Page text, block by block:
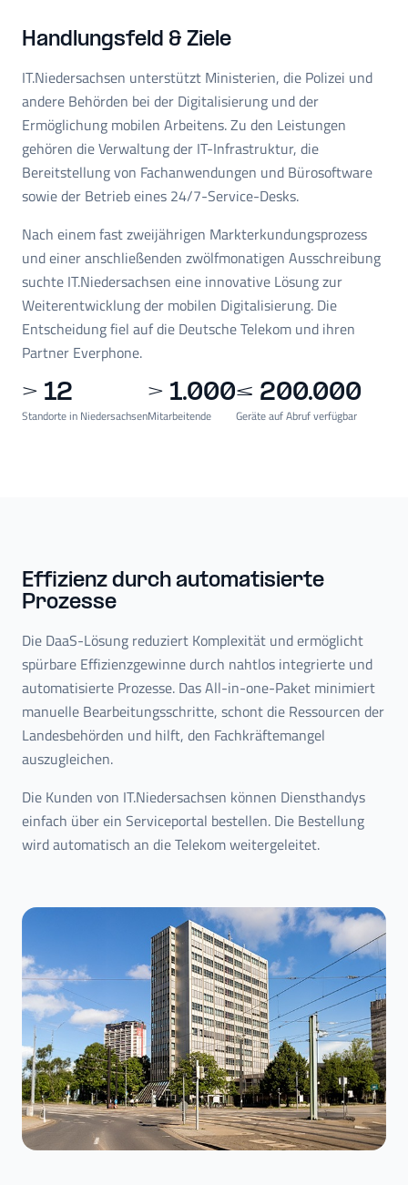
Handlungsfeld & Ziele
IT.Niedersachsen unterstützt Ministerien, die Polizei und
andere Behörden bei der Digitalisierung und der
Ermöglichung mobilen Arbeitens. Zu den Leistungen
gehören die Verwaltung der IT-Infrastruktur, die
Bereitstellung von Fachanwendungen und Bürosoftware
sowie der Betrieb eines 24/7-Service-Desks.
Nach einem fast zweijährigen Markterkundungsprozess
und einer anschließenden zwölfmonatigen Ausschreibung
suchte IT.Niedersachsen eine innovative Lösung zur
Weiterentwicklung der mobilen Digitalisierung. Die
Entscheidung fiel auf die Deutsche Telekom und ihren
Partner Everphone.
> 12
Standorte in Niedersachsen
> 1.000
Mitarbeitende
≤ 200.000
Geräte auf Abruf verfügbar
Effizienz durch automatisierte
Prozesse
Die DaaS-Lösung reduziert Komplexität und ermöglicht
spürbare Effizienzgewinne durch nahtlos integrierte und
automatisierte Prozesse. Das All-in-one-Paket minimiert
manuelle Bearbeitungsschritte, schont die Ressourcen der
Landesbehörden und hilft, den Fachkräftemangel
auszugleichen.
Die Kunden von IT.Niedersachsen können Diensthandys
einfach über ein Serviceportal bestellen. Die Bestellung
wird automatisch an die Telekom weitergeleitet.